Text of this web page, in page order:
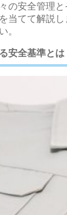
の安全管理
当てて解説し
。
安全基準とは